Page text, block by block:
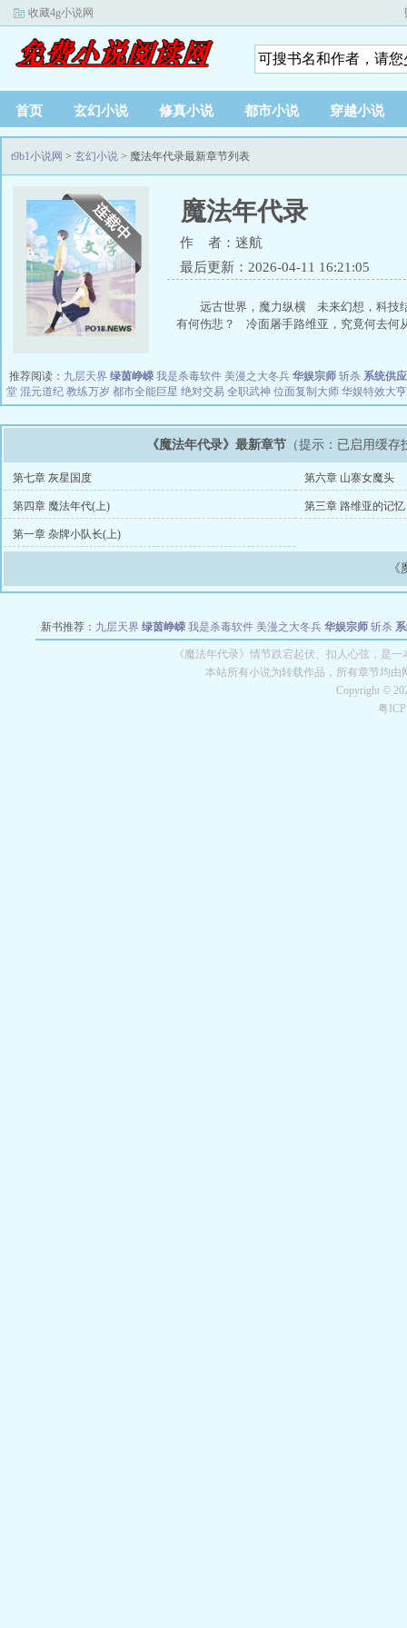
收藏4g小说网
首页 玄幻小说 修真小说 都市小说 穿越小说
t9b1小说网 > 玄幻小说 > 魔法年代录最新章节列表
魔法年代录
作 者：迷航
最后更新：2026-04-11 16:21:05
远古世界，魔力纵横 未来幻想，科
有何伤悲？ 冷面屠手路维亚，究竟何去何
推荐阅读： 九层天界 绿茵峥嵘 我是杀毒软件 美漫之大冬兵 华娱宗师 斩杀 系统供
堂 混元道纪 教练万岁 都市全能巨星 绝对交易 全职武神 位面复制大师 华娱特效大亨
《魔法年代录》最新章节 （提示：已启用缓
第七章 灰星国度 第六章 山寨女魔头
第四章 魔法年代(上) 第三章 路维亚的记忆
第一章 杂牌小队长(上)
新书推荐： 九层天界 绿茵峥嵘 我是杀毒软件 美漫之大冬兵 华娱宗师 斩杀
教练万岁 都市全能巨星 绝对交易 全职武神 位面复
《魔法年代录》情节跌宕起伏、扣人心弦，是
本站所有小说为转载作品，所有章节均
Copyright ©
粤